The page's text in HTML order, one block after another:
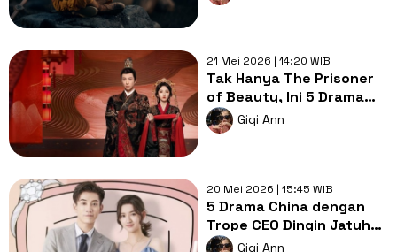
21 Mei 2026 | 14:20 WIB
Tak Hanya The Prisoner
of Beauty, Ini 5 Drama
China Tema Perjodohan
Populer
Gigi Ann
20 Mei 2026 | 15:45 WIB
5 Drama China dengan
Trope CEO Dingin Jatuh
Cinta, Ada Once We Get
Gigi Ann